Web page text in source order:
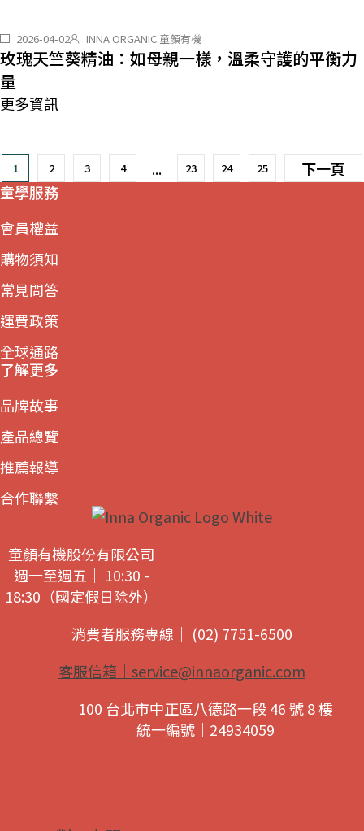
2026-04-02 INNA ORGANIC 童顏有機
玫瑰天竺葵精油：如母親一樣，溫柔守護的平衡力
量
更多資訊
1 2 3 4 ... 23 24 25
下一頁
童學服務
會員權益
購物須知
常見問答
運費政策
全球通路
了解更多
品牌故事
產品總覽
推薦報導
合作聯繫
童顏有機股份有限公司
週一至週五｜ 10:30 -
18:30（國定假日除外）
消費者服務專線｜ (02) 7751-6500
客服信箱｜ service@innaorganic.com
100 台北市中正區八德路一段 46 號 8 樓
統一編號｜24934059